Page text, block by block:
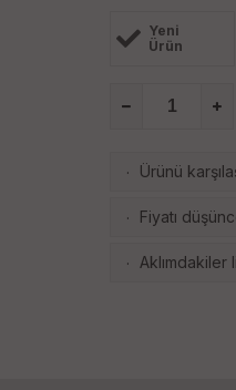
Yeni
Ürün
· Ürünü
· Fiyatı
· Aklımdakiler